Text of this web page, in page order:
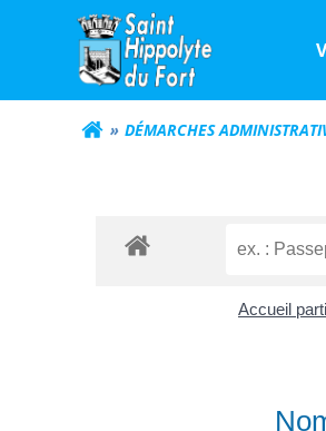
DÉMARCHES
Accueil